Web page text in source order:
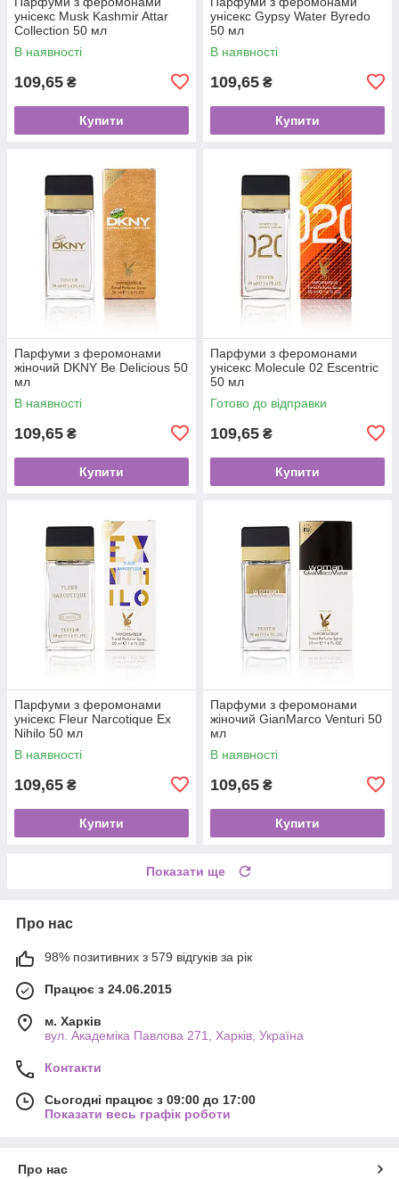
унісекс Musk Kashmir Attar
Collection 50 мл
В наявності
109,65 ₴
Купити
унісекс Gypsy Water Byredo
50 мл
В наявності
109,65 ₴
Купити
Парфуми з феромонами
жіночий DKNY Be Delicious 50
мл
В наявності
109,65 ₴
Купити
Парфуми з феромонами
унісекс Molecule 02 Escentric
50 мл
Готово до відправки
109,65 ₴
Купити
Парфуми з феромонами
унісекс Fleur Narcotique Ex
Nihilo 50 мл
В наявності
109,65 ₴
Купити
Парфуми з феромонами
жіночий GianMarco Venturi 50
мл
В наявності
109,65 ₴
Купити
Показати ще
Про нас
98% позитивних з 579 відгуків за рік
Працює з 24.06.2015
м. Харків
вул. Академіка Павлова 271, Харків, Україна
Контакти
Сьогодні працює з 09:00 до 17:00
Показати весь графік роботи
Про нас